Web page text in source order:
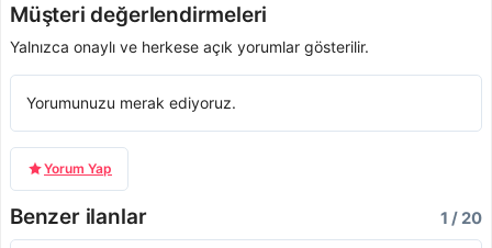
Müşteri değerlendirmeleri
Yalnızca onaylı ve herkese açık yorumlar gösterilir.
Yorumunuzu merak ediyoruz.
Yorum Yap
Benzer ilanlar 1 / 20